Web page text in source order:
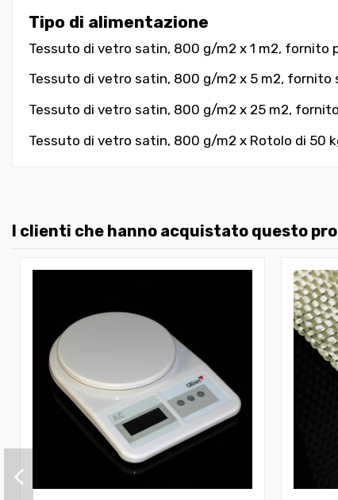
Tipo di alimentazione
Tessuto di vetro satin, 800 g/m2 x 1 m2,
Tessuto di vetro satin, 800 g/m2 x 5 m2,
Tessuto di vetro satin, 800 g/m2 x 25 m2,
Tessuto di vetro satin, 800 g/m2 x Rotolo di 50
I clienti che hanno acquistato questo